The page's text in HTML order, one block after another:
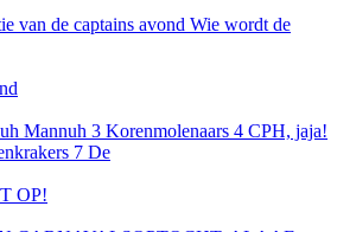
van de captains avond Wie wordt de
Mannuh 3 Korenmolenaars 4 CPH, jaja!
7 De
OP!